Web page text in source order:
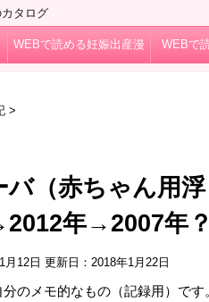
タログ
WEBで読める妊娠出産漫 WEBで
>
バ（赤ちゃん用
年→2007年
12日 更新日： 2018年1月22日
のメモ的なもの（記録用）です。